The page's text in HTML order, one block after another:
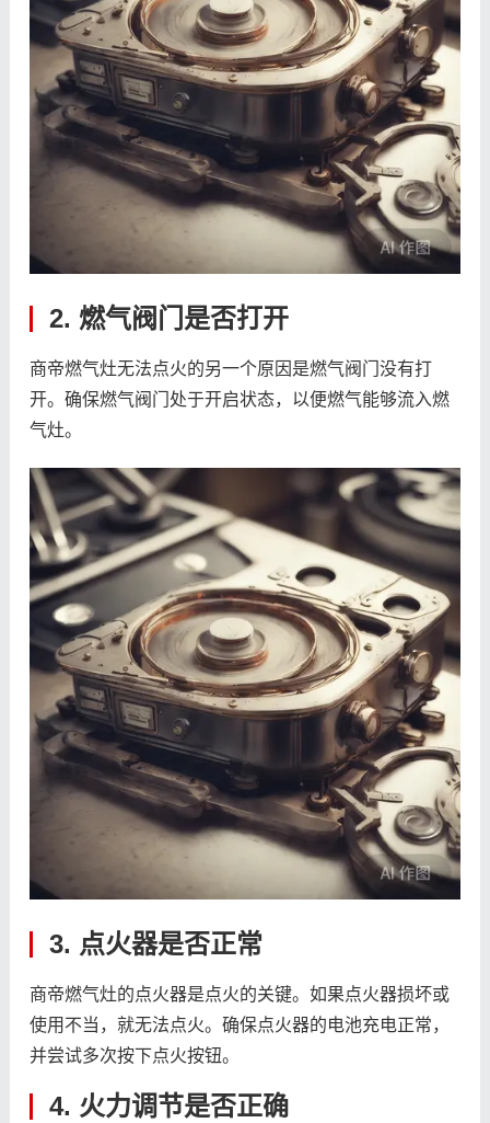
2. 燃气阀门是否打开
商帝燃气灶无法点火的另一个原因是燃气阀门没有打
开。确保燃气阀门处于开启状态，以便燃气能够流入燃
气灶。
3. 点火器是否正常
商帝燃气灶的点火器是点火的关键。如果点火器损坏或
使用不当，就无法点火。确保点火器的电池充电正常，
并尝试多次按下点火按钮。
4. 火力调节是否正确